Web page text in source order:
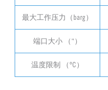
最大工作压力（barg）
端口大小 （“）
温度限制 （°C）